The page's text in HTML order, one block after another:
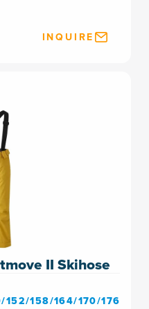
INQUIRE
II Skihose
152/158/164/170/176